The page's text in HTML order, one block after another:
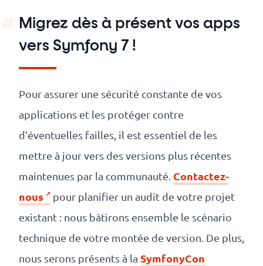
Migrez dès à présent vos apps
vers Symfony 7 !
Pour assurer une sécurité constante de vos
applications et les protéger contre
d’éventuelles failles, il est essentiel de les
mettre à jour vers des versions plus récentes
maintenues par la communauté. Contactez-
nous
pour planifier un audit de votre projet
existant : nous bâtirons ensemble le scénario
technique de votre montée de version. De plus,
nous serons présents à la SymfonyCon